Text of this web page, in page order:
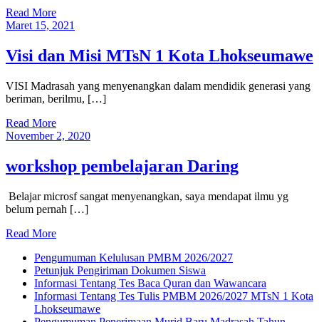
Read More
Maret 15, 2021
Visi dan Misi MTsN 1 Kota Lhokseumawe
VISI Madrasah yang menyenangkan dalam mendidik generasi yang
beriman, berilmu, […]
Read More
November 2, 2020
workshop pembelajaran Daring
Belajar microsf sangat menyenangkan, saya mendapat ilmu yg
belum pernah […]
Read More
Pengumuman Kelulusan PMBM 2026/2027
Petunjuk Pengiriman Dokumen Siswa
Informasi Tentang Tes Baca Quran dan Wawancara
Informasi Tentang Tes Tulis PMBM 2026/2027 MTsN 1 Kota
Lhokseumawe